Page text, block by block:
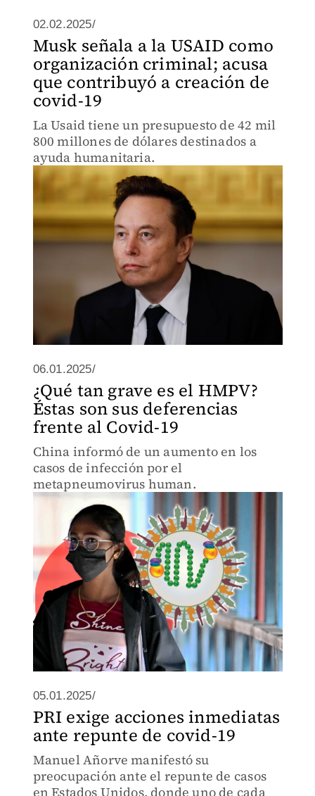
02.02.2025/
Musk señala a la USAID como
organización criminal; acusa
que contribuyó a creación de
covid-19
La Usaid tiene un presupuesto de 42 mil
800 millones de dólares destinados a
ayuda humanitaria.
06.01.2025/
¿Qué tan grave es el HMPV?
Éstas son sus deferencias
frente al Covid-19
China informó de un aumento en los
casos de infección por el
metapneumovirus human.
05.01.2025/
PRI exige acciones inmediatas
ante repunte de covid-19
Manuel Añorve manifestó su
preocupación ante el repunte de casos
en Estados Unidos, donde uno de cada